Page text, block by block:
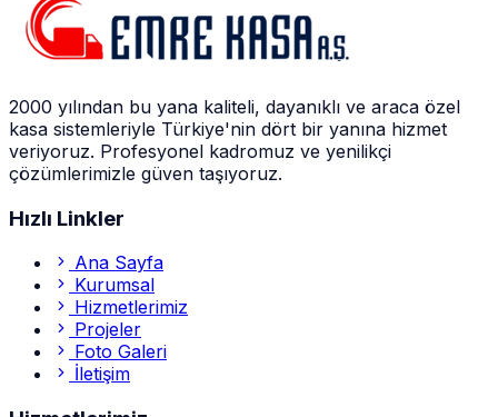
2000 yılından bu yana kaliteli, dayanıklı ve araca özel
kasa sistemleriyle Türkiye'nin dört bir yanına hizmet
veriyoruz. Profesyonel kadromuz ve yenilikçi
çözümlerimizle güven taşıyoruz.
Hızlı Linkler
Ana Sayfa
Kurumsal
Hizmetlerimiz
Projeler
Foto Galeri
İletişim